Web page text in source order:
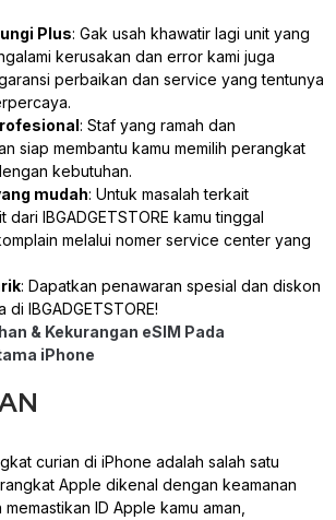
Plus: Gak usah khawatir lagi unit yang
kerusakan dan error kami juga
perbaikan dan service yang tentunya
: Staf yang ramah dan
siap membantu kamu memilih perangkat
kebutuhan.
mudah: Untuk masalah terkait
dari IBGADGETSTORE kamu tinggal
melalui nomer service center yang
: Dapatkan penawaran spesial dan diskon
di IBGADGETSTORE!
& Kekurangan eSIM Pada
iPhone
curian di iPhone adalah salah satu
Apple dikenal dengan keamanan
ID Apple kamu aman,